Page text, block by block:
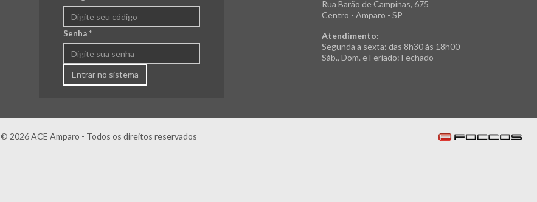
Senha*
Entrar no sistema
Rua Barão de Campinas, 675
Centro - Amparo - SP
Atendimento:
Segunda a sexta: das 8h30 às 18h00
Sáb., Dom. e Feriado: Fechado
© 2026 ACE Amparo - Todos os direitos reservados